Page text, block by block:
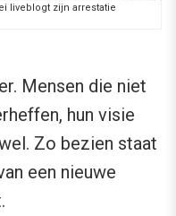
liveblogt zijn arrestatie
Mensen die niet
hun visie
Zo bezien staat
een nieuwe